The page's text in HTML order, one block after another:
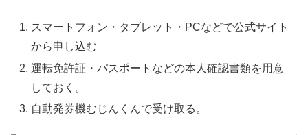
スマートフォン・タブレット・PCなどで公式サイト
から申し込む
運転免許証・パスポートなどの本人確認書類を用意
しておく。
自動発券機むじんくんで受け取る。